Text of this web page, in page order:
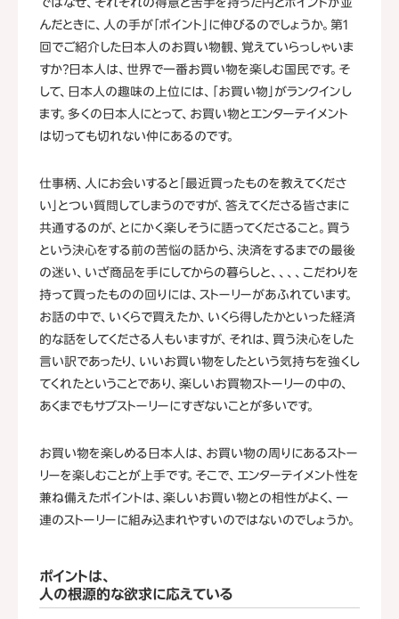
んだときに、人の手が「ポイント」に伸びるのでしょうか。第1
回でご紹介した日本人のお買い物観、覚えていらっしゃいま
すか？日本人は、世界で一番お買い物を楽しむ国民です。そ
して、日本人の趣味の上位には、「お買い物」がランクインし
ます。多くの日本人にとって、お買い物とエンターテイメント
は切っても切れない仲にあるのです。
仕事柄、人にお会いすると「最近買ったものを教えてくださ
い」とつい質問してしまうのですが、答えてくださる皆さまに
共通するのが、とにかく楽しそうに語ってくださること。買う
という決心をする前の苦悩の話から、決済をするまでの最後
の迷い、いざ商品を手にしてからの暮らしと、、、、こだわりを
持って買ったものの回りには、ストーリーがあふれています。
お話の中で、いくらで買えたか、いくら得したかといった経済
的な話をしてくださる人もいますが、それは、買う決心をした
言い訳であったり、いいお買い物をしたという気持ちを強くし
てくれたということであり、楽しいお買物ストーリーの中の、
あくまでもサブストーリーにすぎないことが多いです。
お買い物を楽しめる日本人は、お買い物の周りにあるストー
リーを楽しむことが上手です。そこで、エンターテイメント性を
兼ね備えたポイントは、楽しいお買い物との相性がよく、一
連のストーリーに組み込まれやすいのではないのでしょうか。
ポイントは、
人の根源的な欲求に応えている